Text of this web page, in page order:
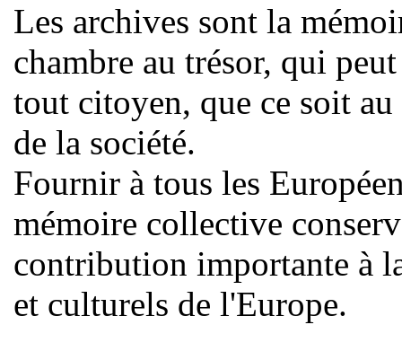
Les archives sont la
chambre au trésor, qui
tout citoyen, que ce soit
de la société.
Fournir à tous les
mémoire collective
contribution importante à
et culturels de l'Europe.